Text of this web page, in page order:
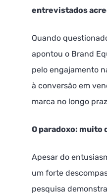
entrevistados
Quando
apontou o Brand
pelo engajamento
à conversão em
marca no longo
O paradoxo: muito
Apesar do
um forte
pesquisa